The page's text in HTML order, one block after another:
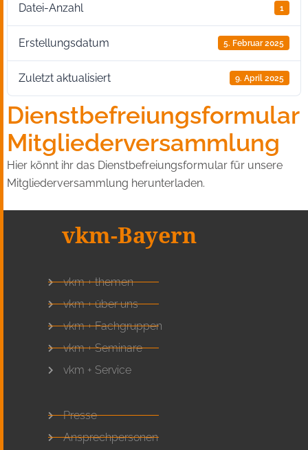
Datei-Anzahl 1
Erstellungsdatum 5. Februar 2025
Zuletzt aktualisiert 9. April 2025
Dienstbefreiungsformular
Mitgliederversammlung
Hier könnt ihr das Dienstbefreiungsformular für unsere
Mitgliederversammlung herunterladen.
vkm-Bayern
vkm + themen
vkm + über uns
vkm + Fachgruppen
vkm + Seminare
vkm + Service
Presse
Ansprechpersonen